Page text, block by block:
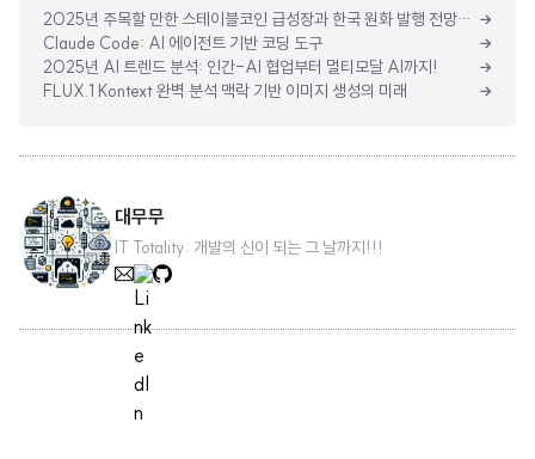
2025년 주목할 만한 스테이블코인 급성장과 한국 원화 발행 전망은?
Claude Code: AI 에이전트 기반 코딩 도구
2025년 AI 트렌드 분석: 인간-AI 협업부터 멀티모달 AI까지!
FLUX.1 Kontext 완벽 분석 맥락 기반 이미지 생성의 미래
대무무
IT Totality: 개발의 신이 되는 그 날까지!!!